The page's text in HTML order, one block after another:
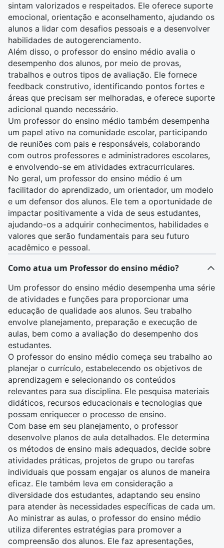
sintam valorizados e respeitados. Ele oferece suporte
emocional, orientação e aconselhamento, ajudando os
alunos a lidar com desafios pessoais e a desenvolver
habilidades de autogerenciamento.
Além disso, o professor do ensino médio avalia o
desempenho dos alunos, por meio de provas,
trabalhos e outros tipos de avaliação. Ele fornece
feedback construtivo, identificando pontos fortes e
áreas que precisam ser melhoradas, e oferece suporte
adicional quando necessário.
Um professor do ensino médio também desempenha
um papel ativo na comunidade escolar, participando
de reuniões com pais e responsáveis, colaborando
com outros professores e administradores escolares,
e envolvendo-se em atividades extracurriculares.
No geral, um professor do ensino médio é um
facilitador do aprendizado, um orientador, um modelo
e um defensor dos alunos. Ele tem a oportunidade de
impactar positivamente a vida de seus estudantes,
ajudando-os a adquirir conhecimentos, habilidades e
valores que serão fundamentais para seu futuro
acadêmico e pessoal.
Como atua um Professor do ensino médio?
Um professor do ensino médio desempenha uma série
de atividades e funções para proporcionar uma
educação de qualidade aos alunos. Seu trabalho
envolve planejamento, preparação e execução de
aulas, bem como a avaliação do desempenho dos
estudantes.
O professor do ensino médio começa seu trabalho ao
planejar o currículo, estabelecendo os objetivos de
aprendizagem e selecionando os conteúdos
relevantes para sua disciplina. Ele pesquisa materiais
didáticos, recursos educacionais e tecnologias que
possam enriquecer o processo de ensino.
Com base em seu planejamento, o professor
desenvolve planos de aula detalhados. Ele determina
os métodos de ensino mais adequados, decide sobre
atividades práticas, projetos de grupo ou tarefas
individuais que possam engajar os alunos de maneira
eficaz. Ele também leva em consideração a
diversidade dos estudantes, adaptando seu ensino
para atender às necessidades específicas de cada um.
Ao ministrar as aulas, o professor do ensino médio
utiliza diferentes estratégias para promover a
compreensão dos alunos. Ele faz apresentações,